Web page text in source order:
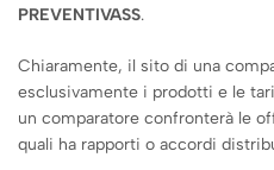
PREVENTIVASS.
Chiaramente, il sito di una
esclusivamente i prodotti e le
un comparatore confronterà le
quali ha rapporti o accordi